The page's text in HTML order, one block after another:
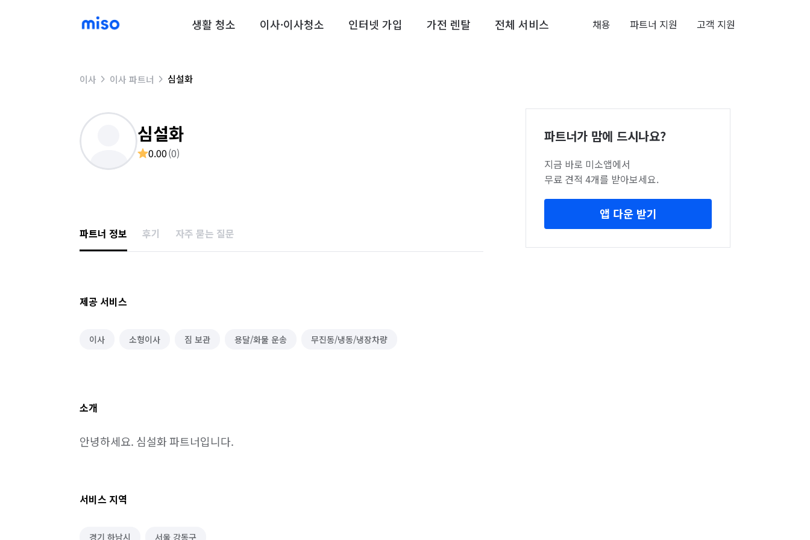
생활 청소 이사·이사청소 인터넷 가입 가전 렌탈 전체 서비스 채용 파트너 지원 고객 지원
이사 이사 파트너 심설화
심설화
0.00(0)
파트너 정보 후기 자주 묻는 질문
제공 서비스
이사 소형이사 짐 보관 용달/화물 운송 무진동/냉동/냉장차량
소개
안녕하세요. 심설화 파트너입니다.
서비스 지역
경기 하남시 서울 강동구
파트너가 맘에 드시나요?
지금 바로 미소앱에서
무료 견적 4개를 받아보세요.
앱 다운 받기